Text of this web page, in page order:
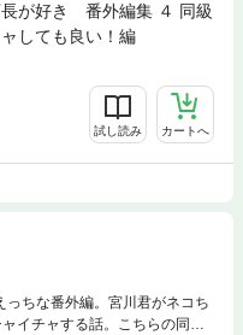
が好き 番外編集 ４ 同級
しても良い！編
試し読み カートへ
っちな番外編。宮川君がネコち
イチャする話。こちらの同人